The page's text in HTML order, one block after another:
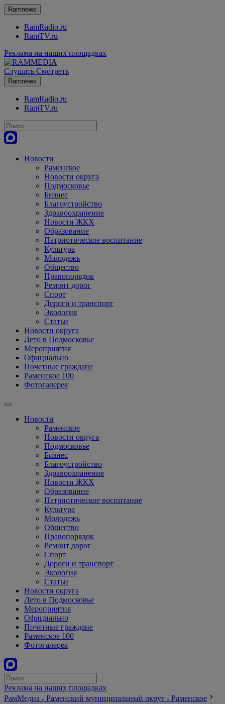
Ramnews
RamRadio.ru
RamTV.ru
Реклама на наших площадках
Слушать Смотреть
Ramnews
RamRadio.ru
RamTV.ru
Новости
Раменское
Новости округа
Подмосковье
Бизнес
Благоустройство
Здравоохранение
Новости ЖКХ
Образование
Патриотическое воспитание
Культура
Молодежь
Общество
Правопорядок
Ремонт дорог
Спорт
Дороги и транспорт
Экология
Статьи
Новости округа
Лето в Подмосковье
Мероприятия
Официально
Почетные граждане
Раменское 100
Фотогалерея
Новости
Раменское
Новости округа
Подмосковье
Бизнес
Благоустройство
Здравоохранение
Новости ЖКХ
Образование
Патриотическое воспитание
Культура
Молодежь
Общество
Правопорядок
Ремонт дорог
Спорт
Дороги и транспорт
Экология
Статьи
Новости округа
Лето в Подмосковье
Мероприятия
Официально
Почетные граждане
Раменское 100
Фотогалерея
Реклама на наших площадках
РамМедиа - Раменский муниципальный округ - Раменское